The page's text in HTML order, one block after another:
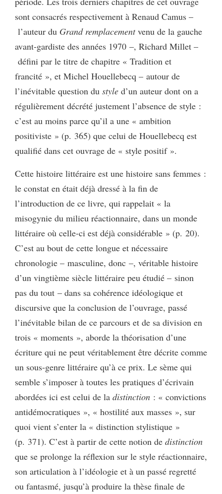
sont consacrés respectivement à Renaud Camus –
l’auteur du Grand remplacementvenu de la gauche
avant-gardiste des années 1970 –, Richard Millet –
défini par le titre de chapitre « Tradition et
francité », et Michel Houellebecq – autour de
l’inévitable question du style d’un auteur dont on a
régulièrement décrété justement l’absence de style :
c’est au moins parce qu’il a une « ambition
positiviste » (p. 365) que celui de Houellebecq est
qualifié dans cet ouvrage de « style positif ».
Cette histoire littéraire est une histoire sans femmes :
le constat en était déjà dressé à la fin de
l’introduction de ce livre, qui rappelait « la
misogynie du milieu réactionnaire, dans un monde
littéraire où celle-ci est déjà considérable » (p. 20).
C’est au bout de cette longue et nécessaire
chronologie – masculine, donc –, véritable histoire
d’un vingtième siècle littéraire peu étudié – sinon
pas du tout – dans sa cohérence idéologique et
discursive que la conclusion de l’ouvrage, passé
l’inévitable bilan de ce parcours et de sa division en
trois « moments », aborde la théorisation d’une
écriture qui ne peut véritablement être décrite comme
un sous-genre littéraire qu’à ce prix. Le sème qui
semble s’imposer à toutes les pratiques d’écrivain
abordées ici est celui de la distinction : « convictions
antidémocratiques », « hostilité aux masses », sur
quoi vient s’enter la « distinction stylistique »
(p. 371). C’est à partir de cette notion de distinction
que se prolonge la réflexion sur le style réactionnaire,
son articulation à l’idéologie et à un passé regretté
ou fantasmé, jusqu’à produire la thèse finale de